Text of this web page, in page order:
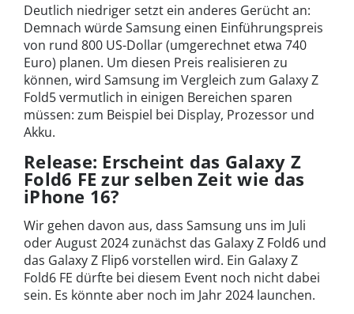
Deutlich niedriger setzt ein anderes Gerücht an:
Demnach würde Samsung einen Einführungspreis
von rund 800 US-Dollar (umgerechnet etwa 740
Euro) planen. Um diesen Preis realisieren zu
können, wird Samsung im Vergleich zum Galaxy Z
Fold5 vermutlich in einigen Bereichen sparen
müssen: zum Beispiel bei Display, Prozessor und
Akku.
Release: Erscheint das Galaxy Z
Fold6 FE zur selben Zeit wie das
iPhone 16?
Wir gehen davon aus, dass Samsung uns im Juli
oder August 2024 zunächst das Galaxy Z Fold6 und
das Galaxy Z Flip6 vorstellen wird. Ein Galaxy Z
Fold6 FE dürfte bei diesem Event noch nicht dabei
sein. Es könnte aber noch im Jahr 2024 launchen.